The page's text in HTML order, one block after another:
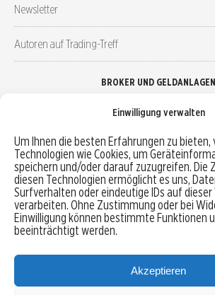
Einwilligung verwalten
Um Ihnen die besten Erfahrungen zu
Technologien wie Cookies, um
speichern und/oder darauf zuzugreifen. Die
diesen Technologien ermöglicht es uns,
Surfverhalten oder eindeutige IDs auf dieser
verarbeiten. Ohne Zustimmung oder bei
Einwilligung können bestimmte Funktionen
beeinträchtigt werden.
Akzeptieren
Newsletter
Autoren auf Trading-Treff
BROKER UND GELDANLAGEN
Robo-Advisor vergleichen
Depotvergleich
Festgeld vergleichen
Tagesgeld vergleichen